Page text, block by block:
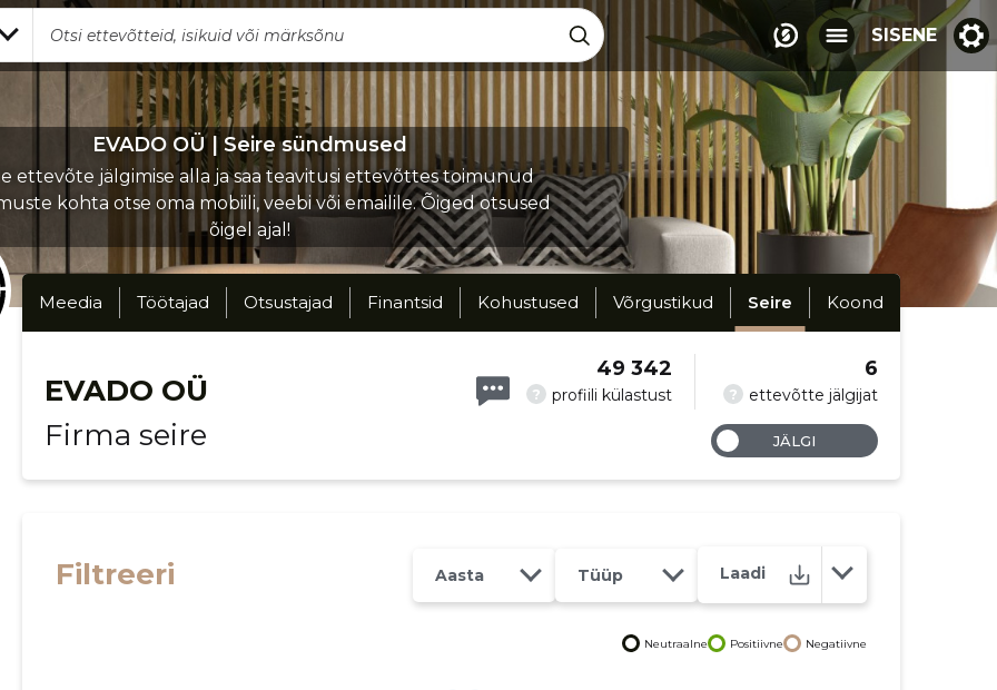
SISENE
EVADO OÜ | Seire sündmused
ettevõte jälgimise alla ja saa teavitusi ettevõttes toimunud
kohta otse oma mobiili, veebi või emailile. Õiged otsused
õigel ajal!
Meedia Töötajad Otsustajad Finantsid Kohustused Võrgustikud Seire Koond
EVADO OÜ
Firma seire
? profiili külastust
49 342
? ettevõtte jälgijat
6
JÄLGI
Filtreeri Aasta Tüüp Laadi
Neutraalne Positiivne Negatiivne